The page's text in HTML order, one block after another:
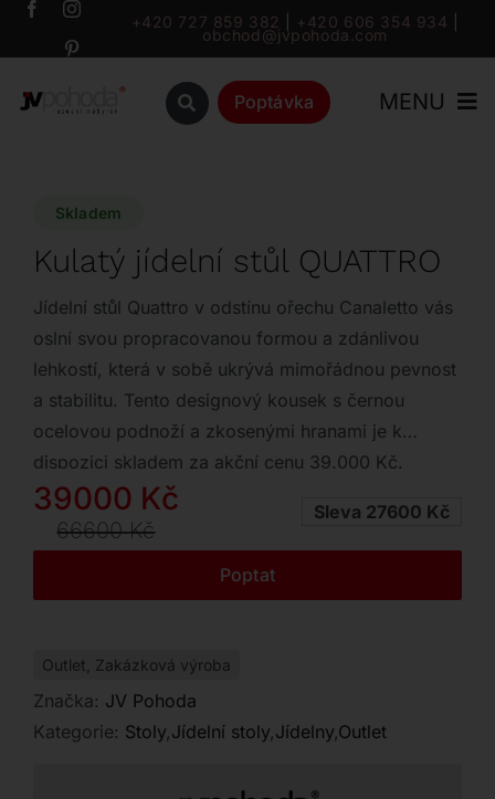
Přeskočit
+420 727 859 382 +420 606 354 934
obchod@jvpohoda.com
Poptávka MENU
Katalog
Značky
Outlet
Skladem
Kulatý jídelní stůl QUATTRO
Jídelní stůl Quattro v odstínu ořechu Canaletto vás
oslní svou propracovanou formou a zdánlivou
lehkostí, která v sobě ukrývá mimořádnou pevnost
a stabilitu. Tento designový kousek s černou
ocelovou podnoží a zkosenými hranami je k
dispozici skladem za akční cenu 39.000 Kč.
66600Kč
Původní
cena
66600 Kč.
39000 Kč
Aktuální
cena
39000 Kč.
Sleva 27600 Kč
Poptat
Outlet Zakázková výroba
Značka: JV Pohoda
Kategorie: Stoly,Jídelní stoly,Jídelny,Outlet